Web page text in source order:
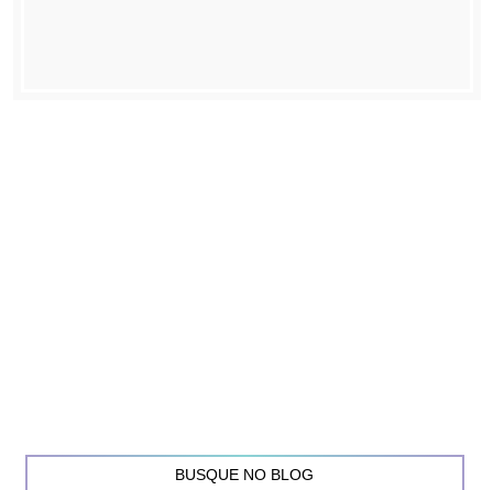
BUSQUE NO BLOG